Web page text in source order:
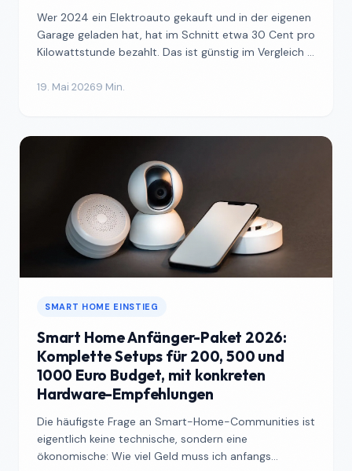
Wer 2024 ein Elektroauto gekauft und in der eigenen
Garage geladen hat, hat im Schnitt etwa 30 Cent pro
Kilowattstunde bezahlt. Das ist günstig im Vergleich ...
19. Mai 20269 Min.
SMART HOME EINSTIEG
Smart Home Anfänger-Paket 2026:
Komplette Setups für 200, 500 und
1000 Euro Budget, mit konkreten
Hardware-Empfehlungen
Die häufigste Frage an Smart-Home-Communities ist
eigentlich keine technische, sondern eine
ökonomische: Wie viel Geld muss ich anfangs